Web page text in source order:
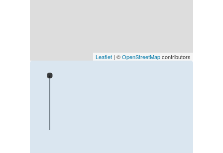
Leaflet | ©OpenStreetMapcontributors